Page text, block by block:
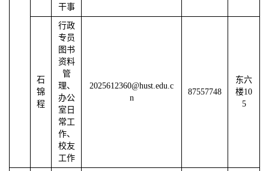
干事
石
锦
程
行政
专员
图书
资料
管
理、
办公
室日
常工
作、
校友
工作
2025612360@hust.edu.c
n
87557748
东六
楼10
5